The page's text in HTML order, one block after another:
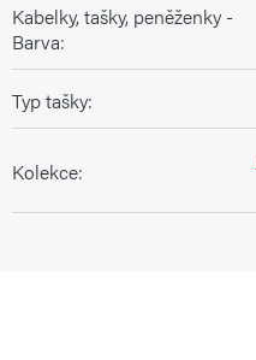
Kabelky, tašky, peněženky -
Barva:
Typ tašky:
Kolekce: